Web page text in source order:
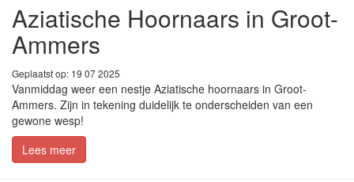
Aziatische Hoornaars in Groot-
Ammers
Geplaatst op: 19 07 2025
Vanmiddag weer een nestje Aziatische hoornaars in Groot-
Ammers. Zijn in tekening duidelijk te onderscheiden van een
gewone wesp!
Lees meer